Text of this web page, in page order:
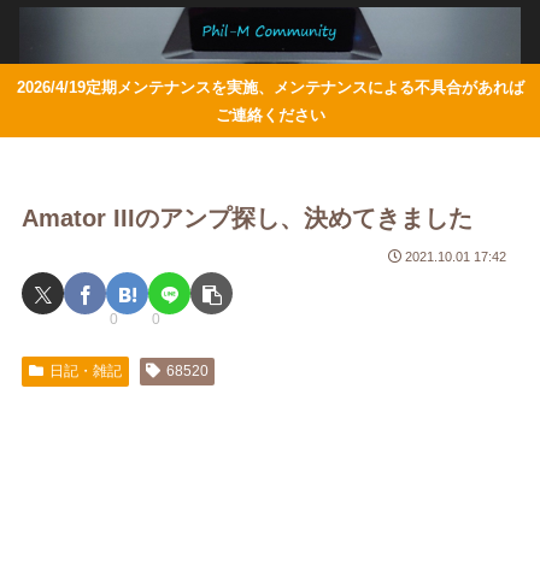
2026/4/19定期メンテナンスを実施、メンテナンスによる不具合があれば
ご連絡ください
Amator IIIのアンプ探し、決めてきました
2021.10.01 17:42
0 0
日記・雑記 68520